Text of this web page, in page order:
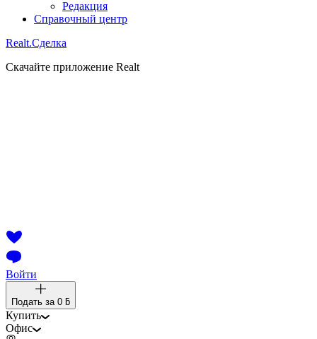
Редакция
Справочный центр
Realt.Сделка
Скачайте приложение Realt
Войти
Подать за 0 ƃ
Купить
Офис